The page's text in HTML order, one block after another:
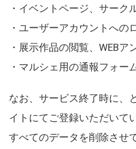
・イベントページ、サーク
・ユーザーアカウントへの
・展示作品の閲覧、WEBア
・マルシェ用の通報フォー
なお、サービス終了時に、
イトにてご登録いただいて
すべてのデータを削除させ